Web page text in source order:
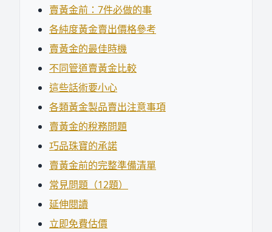
賣黃金前：7件必做的事
各純度黃金賣出價格參考
賣黃金的最佳時機
不同管道賣黃金比較
這些話術要小心
各類黃金製品賣出注意事項
賣黃金的稅務問題
巧品珠寶的承諾
賣黃金前的完整準備清單
常見問題（12題）
延伸閱讀
立即免費估價